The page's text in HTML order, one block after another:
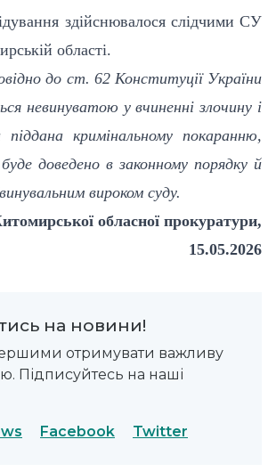
здійснювалося слідчими СУ
області.
до ст. 62 Конституції України
невинуватою у вчиненні злочину і
кримінальному покаранню,
доведено в законному порядку й
вироком суду.
обласної прокуратури,
15.05.2026
на новини!
отримувати важливу
Підписуйтесь на наші
Facebook Twitter